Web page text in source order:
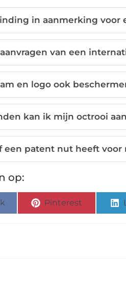
in aanmerking voor
van een
en logo ook
kan ik mijn octrooi
een patent nut heeft voor
op:
Pinterest